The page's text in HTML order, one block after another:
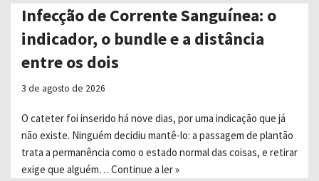
Infecção de Corrente Sanguínea: o
indicador, o bundle e a distância
entre os dois
3 de agosto de 2026
O cateter foi inserido há nove dias, por uma indicação que já
não existe. Ninguém decidiu mantê-lo: a passagem de plantão
trata a permanência como o estado normal das coisas, e retirar
exige que alguém… Continue a ler »